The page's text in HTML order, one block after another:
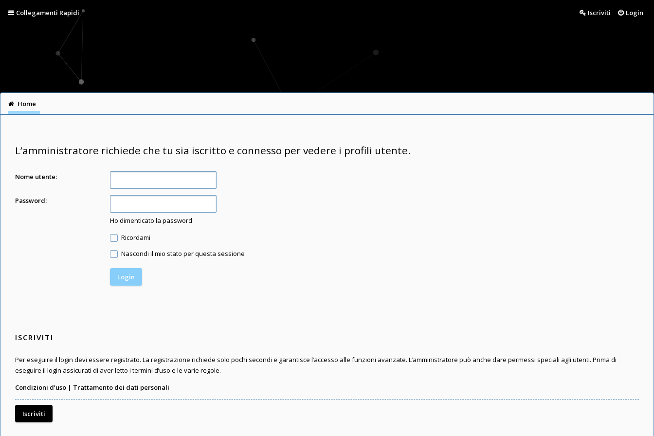
Collegamenti Rapidi Login
Iscriviti
Home
L’amministratore richiede che tu sia iscritto e connesso per vedere i profili utente.
Nome utente:
Password:
Ho dimenticato la password
Ricordami
Nascondi il mio stato per questa sessione
ISCRIVITI
Per eseguire il login devi essere registrato. La registrazione richiede solo pochi secondi e garantisce l’accesso alle funzioni avanzate. L’amministratore può anche dare permessi speciali agli utenti. Prima di
eseguire il login assicurati di aver letto i termini d’uso e le varie regole.
Condizioni d’uso | Trattamento dei dati personali
Iscriviti